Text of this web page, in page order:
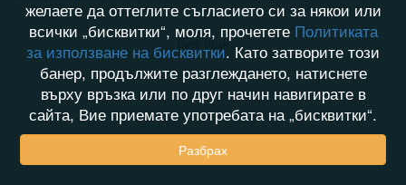
23:00
Виж още
желаете да оттеглите съгласието си за някои или
всички „бисквитки“, моля, прочетете Политиката
за използване на бисквитки. Като затворите този
банер, продължите разглеждането, натиснете
върху връзка или по друг начин навигирате в
сайта, Вие приемате употребата на „бисквитки“.
Разбрах